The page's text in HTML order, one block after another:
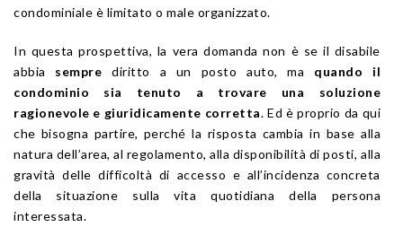
condominiale è limitato o male organizzato.
In questa prospettiva, la vera domanda non è se il disabile
abbia sempre diritto a un posto auto, ma quando il
condominio sia tenuto a trovare una soluzione
ragionevole e giuridicamente corretta. Ed è proprio da qui
che bisogna partire, perché la risposta cambia in base alla
natura dell’area, al regolamento, alla disponibilità di posti, alla
gravità delle difficoltà di accesso e all’incidenza concreta
della situazione sulla vita quotidiana della persona
interessata.